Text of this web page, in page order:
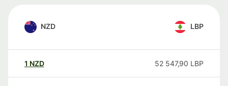
NZD LBP
1 NZD 52 547,90 LBP